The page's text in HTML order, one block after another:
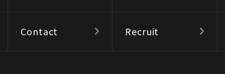
Contact Recruit